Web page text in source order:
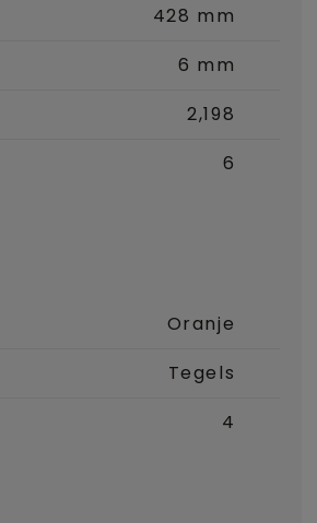
428 mm
6 mm
2,198
6
Oranje
Tegels
4